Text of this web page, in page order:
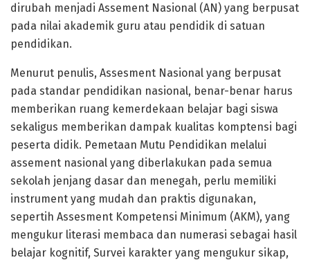
dirubah menjadi Assement Nasional (AN) yang berpusat
pada nilai akademik guru atau pendidik di satuan
pendidikan.
Menurut penulis, Assesment Nasional yang berpusat
pada standar pendidikan nasional, benar-benar harus
memberikan ruang kemerdekaan belajar bagi siswa
sekaligus memberikan dampak kualitas komptensi bagi
peserta didik. Pemetaan Mutu Pendidikan melalui
assement nasional yang diberlakukan pada semua
sekolah jenjang dasar dan menegah, perlu memiliki
instrument yang mudah dan praktis digunakan,
sepertih Assesment Kompetensi Minimum (AKM), yang
mengukur literasi membaca dan numerasi sebagai hasil
belajar kognitif, Survei karakter yang mengukur sikap,